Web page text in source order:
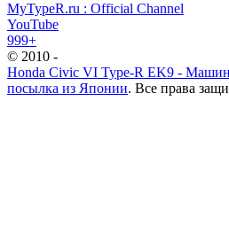
MyTypeR.ru : Official Channel
YouTube
999+
© 2010 -
Honda Civic VI Type-R EK9 -
посылка из Японии. Все права